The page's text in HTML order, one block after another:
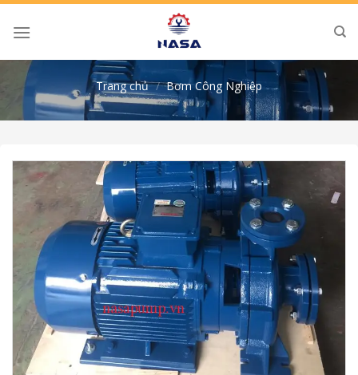
Skip
Trang chủ / Bơm Công Nghiệp